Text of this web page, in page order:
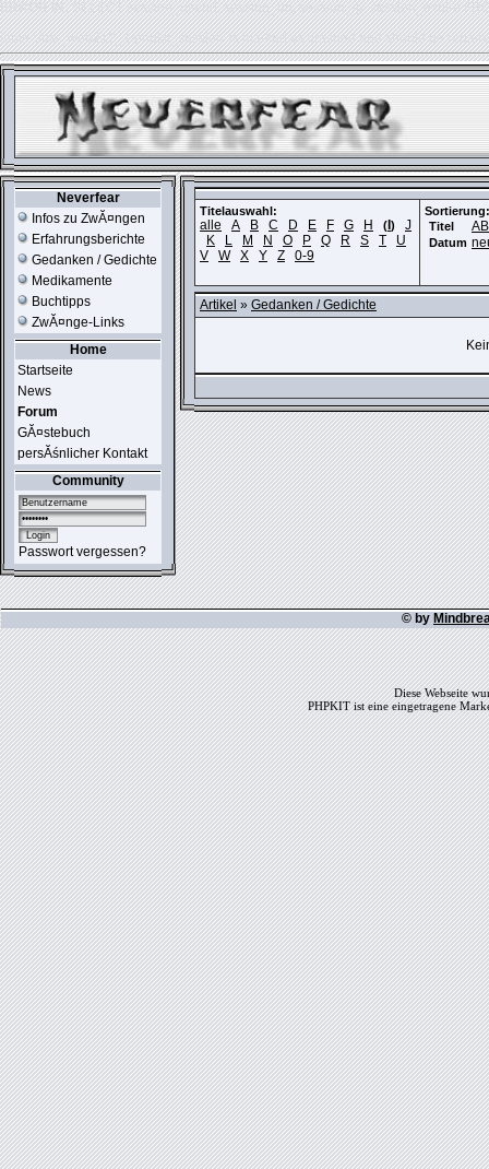
ERROR IN:SELECT session_userid, session_url, session_ip, session_expire
table './usr_web212_1/phpkit_session' is marked as crashed and should be
Neverfear
Infos zu ZwĂ¤ngen
Erfahrungsberichte
Gedanken / Gedichte
Medikamente
Buchtipps
ZwĂ¤nge-Links
Home
Startseite
News
Forum
GĂ¤stebuch
persĂśnlicher Kontakt
Community
Passwort vergessen?
Titelauswahl:
alle A B C D E F G H ( )
J
K
L M N O P Q R S T
U
V
W X Y Z 0-9
Sortierung:
Titel
Datum
Artikel » Gedanken / Gedichte
© by
Diese Webseite
PHPKIT ist eine eingetragene